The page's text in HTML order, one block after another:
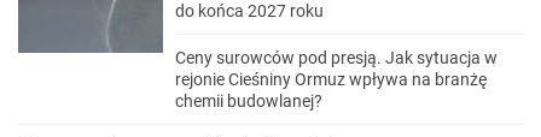
do końca 2027 roku
Ceny surowców pod presją. Jak sytuacja w
rejonie Cieśniny Ormuz wpływa na branżę
chemii budowlanej?